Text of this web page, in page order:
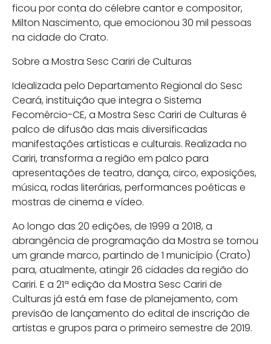
ficou por conta do célebre cantor e compositor,
Milton Nascimento, que emocionou 30 mil pessoas
na cidade do Crato.
Sobre a Mostra Sesc Cariri de Culturas
Idealizada pelo Departamento Regional do Sesc
Ceará, instituição que integra o Sistema
Fecomércio-CE, a Mostra Sesc Cariri de Culturas é
palco de difusão das mais diversificadas
manifestações artísticas e culturais. Realizada no
Cariri, transforma a região em palco para
apresentações de teatro, dança, circo, exposições,
música, rodas literárias, performances poéticas e
mostras de cinema e vídeo.
Ao longo das 20 edições, de 1999 a 2018, a
abrangência de programação da Mostra se tornou
um grande marco, partindo de 1 município (Crato)
para, atualmente, atingir 26 cidades da região do
Cariri. E a 21ª edição da Mostra Sesc Cariri de
Culturas já está em fase de planejamento, com
previsão de lançamento do edital de inscrição de
artistas e grupos para o primeiro semestre de 2019.